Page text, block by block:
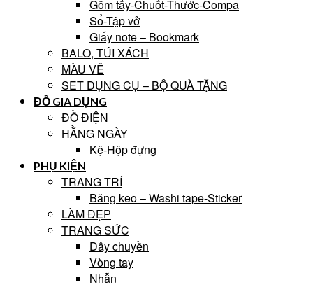
Gôm tẩy-Chuốt-Thước-Compa
Sổ-Tập vở
Giấy note – Bookmark
BALO, TÚI XÁCH
MÀU VẼ
SET DỤNG CỤ – BỘ QUÀ TẶNG
ĐỒ GIA DỤNG
ĐỒ ĐIỆN
HẰNG NGÀY
Kệ-Hộp đựng
PHỤ KIỆN
TRANG TRÍ
Băng keo – Washi tape-Sticker
LÀM ĐẸP
TRANG SỨC
Dây chuyền
Vòng tay
Nhẫn